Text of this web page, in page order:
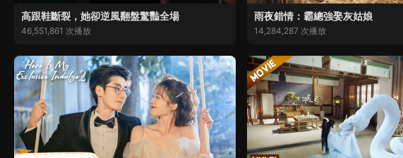
高跟鞋斷裂，她卻逆風翻盤驚豔全場
46,551,861 次播放
雨夜錯情：霸總強娶灰姑娘
14,284,287 次播放